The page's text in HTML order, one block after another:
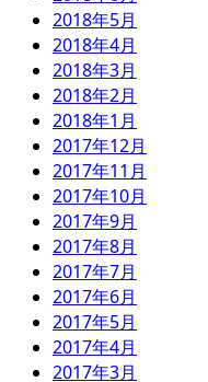
2018年5月
2018年4月
2018年3月
2018年2月
2018年1月
2017年12月
2017年11月
2017年10月
2017年9月
2017年8月
2017年7月
2017年6月
2017年5月
2017年4月
2017年3月